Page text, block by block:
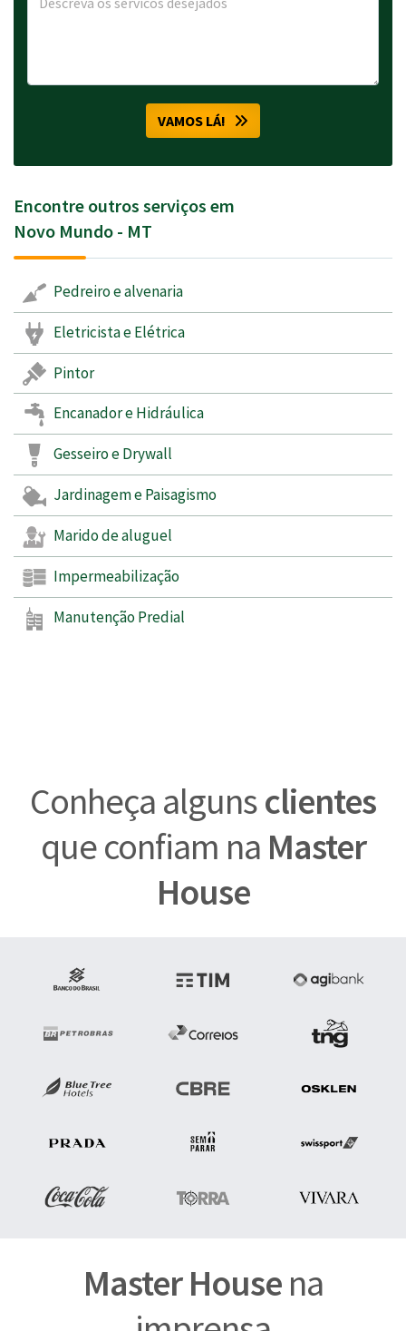
VAMOS LÁ!
Encontre outros serviços em
Novo Mundo - MT
Pedreiro e alvenaria
Eletricista e Elétrica
Pintor
Encanador e Hidráulica
Gesseiro e Drywall
Jardinagem e Paisagismo
Marido de aluguel
Impermeabilização
Manutenção Predial
Conheça algunsclientes
que confiam na Master
House
Master Housena